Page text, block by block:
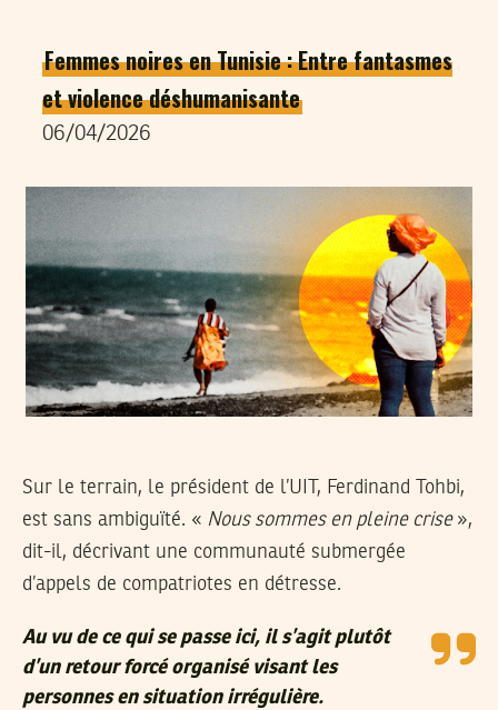
Femmes noires en Tunisie : Entre fantasmes
et violence déshumanisante
06/04/2026
Sur le terrain, le président de l’UIT, Ferdinand Tohbi,
est sans ambiguïté. « Nous sommes en pleine crise»,
dit-il, décrivant une communauté submergée
d’appels de compatriotes en détresse.
Au vu de ce qui se passe ici, il s’agit plutôt
d’un retour forcé organisé visant les
personnes en situation irrégulière.